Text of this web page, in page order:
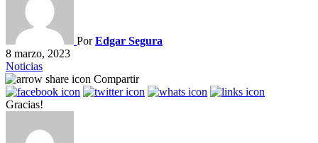
PorEdgar Segura
8 marzo, 2023
Noticias
Compartir
Gracias!